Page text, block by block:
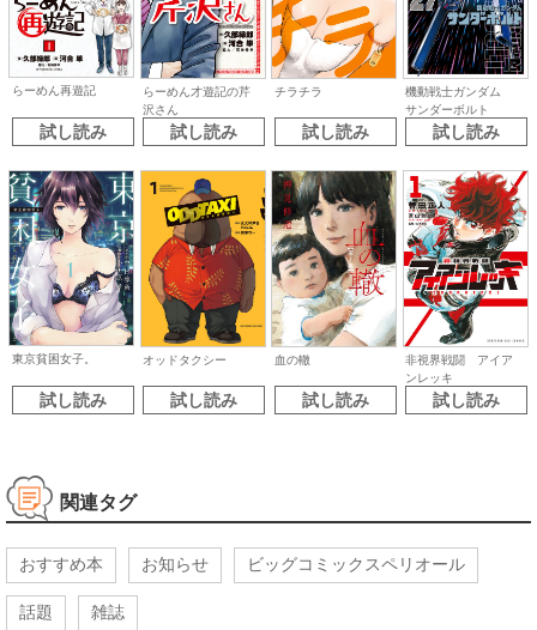
らーめん再遊記
試し読み
らーめん才遊記の芹
沢さん
試し読み
チラチラ
試し読み
機動戦士ガンダム
サンダーボルト
試し読み
東京貧困女子。
試し読み
オッドタクシー
試し読み
血の轍
試し読み
非視界戦闘 アイア
ンレッキ
試し読み
関連タグ
おすすめ本 お知らせ ビッグコミックスペリオール
話題 雑誌